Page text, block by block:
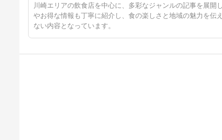
志 鹿島田店
25日前
川崎エリアの飲食店を中心に、多彩なジャンルの記事を展
やお得な情報も丁寧に紹介し、食の楽しさと地域の魅力を伝
ない内容となっています。